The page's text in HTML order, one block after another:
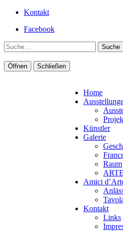
Kontakt
Facebook
Suche
Öffnen Schließen
Home
Künstler
Galerie
Raum
Amici
Kontakt
Links